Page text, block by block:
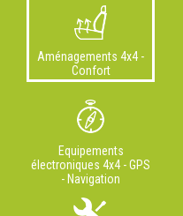
Aménagements 4x4 -
Confort
Equipements
électroniques 4x4 - GPS
- Navigation